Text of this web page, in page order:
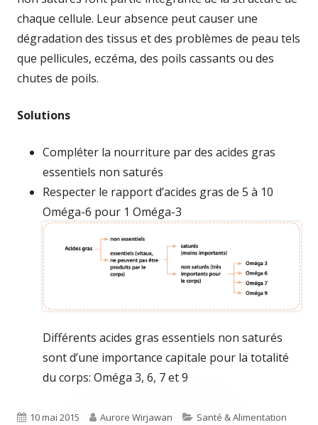
chaque cellule. Leur absence peut causer une
dégradation des tissus et des problèmes de peau tels
que pellicules, eczéma, des poils cassants ou des
chutes de poils.
Solutions
Compléter la nourriture par des acides gras
essentiels non saturés
Respecter le rapport d’acides gras de 5 à 10
Oméga-6 pour 1 Oméga-3
Différents acides gras essentiels non saturés
sont d’une importance capitale pour la totalité
du corps: Oméga 3, 6, 7 et 9
Published
10 mai 2015 Author
Aurore Wirjawan Categories
Santé & Alimentation